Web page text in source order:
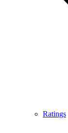
Ratings